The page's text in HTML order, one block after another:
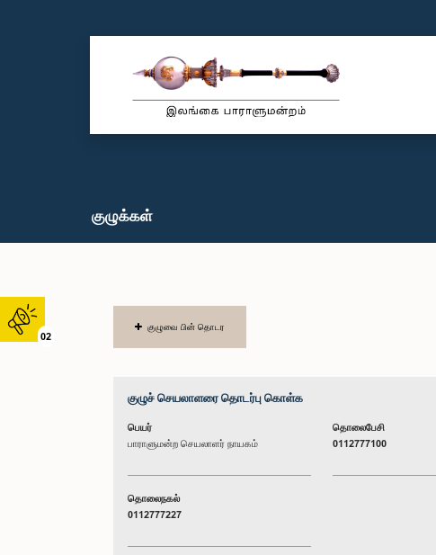
02
குழுக்கள்
குழுவை பின் தொடர
குழுச் செயலாளரை தொடர்பு கொள்க
பெயர்
பாராளுமன்ற செயலாளர் நாயகம்
தொலைபேசி
0112777100
தொலைநகல்
0112777227